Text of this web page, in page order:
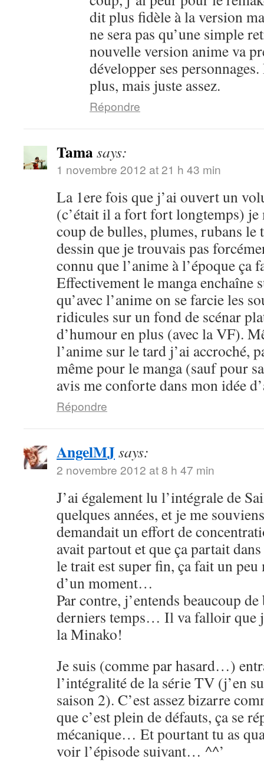
dit plus fidèle à la version
ne sera pas qu’une simple
nouvelle version anime va
développer ses
plus, mais juste assez.
Répondre
Tamasays:
1 novembre 2012 at 21 h 43 min
La 1ere fois que j’ai ouvert un
(c’était il a fort fort longtemps) je
coup de bulles, plumes, rubans le
dessin que je trouvais pas
connu que l’anime à l’époque ça
Effectivement le manga enchaîne
qu’avec l’anime on se farcie les
ridicules sur un fond de scénar
d’humour en plus (avec la VF).
l’anime sur le tard j’ai accroché,
même pour le manga (sauf pour
avis me conforte dans mon idée
Répondre
AngelMJsays:
2 novembre 2012 at 8 h 47 min
J’ai également lu l’intégrale de
quelques années, et je me
demandait un effort de
avait partout et que ça partait
le trait est super fin, ça fait un
d’un moment…
Par contre, j’entends beaucoup
derniers temps… Il va falloir que
la Minako!
Je suis (comme par hasard…)
l’intégralité de la série TV (j’en
saison 2). C’est assez bizarre
que c’est plein de défauts, ça se
mécanique… Et pourtant tu as
voir l’épisode suivant… ^^’